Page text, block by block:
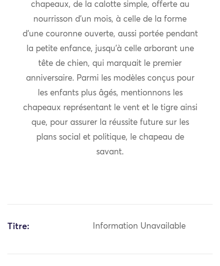
chapeaux, de la calotte simple, offerte au
nourrisson d’un mois, à celle de la forme
d’une couronne ouverte, aussi portée pendant
la petite enfance, jusqu’à celle arborant une
tête de chien, qui marquait le premier
anniversaire. Parmi les modèles conçus pour
les enfants plus âgés, mentionnons les
chapeaux représentant le vent et le tigre ainsi
que, pour assurer la réussite future sur les
plans social et politique, le chapeau de
savant.
Titre: Information Unavailable